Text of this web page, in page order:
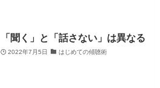
「聞く」と「話さない」は異なる
2022年7月5日 はじめての傾聴術